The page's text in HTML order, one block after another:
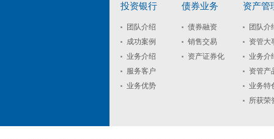
投资银行
团队介绍
成功案例
业务介绍
服务客户
业务优势
债券业务
债券融资
销售交易
资产证券化
资产管
团队介
资管大
业务介
资管产
业务特
所获荣